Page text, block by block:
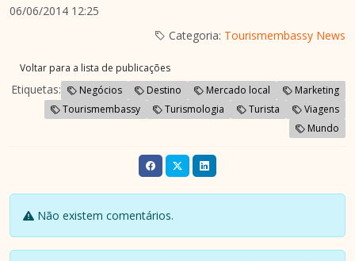
06/06/2014 12:25
Categoria: Tourismembassy News
Voltar para a lista de publicações
Etiquetas: Negócios Destino Mercado local
Marketing
Tourismembassy
Turismologia Turista
Viagens
Mundo
Não existem comentários.